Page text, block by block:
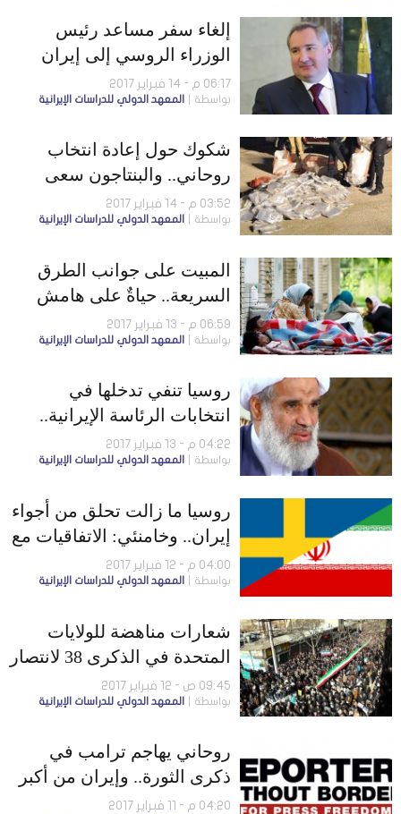
إلغاء سفر مساعد رئيس
الوزراء الروسي إلى إيران
بسبب إفشاء طهران معلومات
06:17 م - 14 فبراير 2017
بواسطة المعهد الدولي للدراسات الإيرانية
شكوك حول إعادة انتخاب
روحاني.. والبنتاجون سعى
لاعتراض وتفتيش سفينة
إيرانية
03:52 م - 14 فبراير 2017
بواسطة المعهد الدولي للدراسات الإيرانية
المبيت على جوانب الطرق
السريعة.. حياةٌ على هامشٍ
بعيدٍ عن الأنظار
06:59 م - 13 فبراير 2017
بواسطة المعهد الدولي للدراسات الإيرانية
روسيا تنفي تدخلها في
انتخابات الرئاسة الإيرانية..
والإدمان ينتشر بين طلاب
الجامعات
04:22 م - 13 فبراير 2017
بواسطة المعهد الدولي للدراسات الإيرانية
روسيا ما زالت تحلق من أجواء
إيران.. وخامنئي: الاتفاقيات مع
أوروبا لم تنفذ
04:00 م - 12 فبراير 2017
بواسطة المعهد الدولي للدراسات الإيرانية
شعارات مناهضة للولايات
المتحدة في الذكرى 38 لانتصار
الثورة الإيرانية
09:45 ص - 12 فبراير 2017
بواسطة المعهد الدولي للدراسات الإيرانية
روحاني يهاجم ترامب في
ذكرى الثورة.. وإيران من أكبر
5 سجون للصحفيين في العالم
04:20 م - 11 فبراير 2017